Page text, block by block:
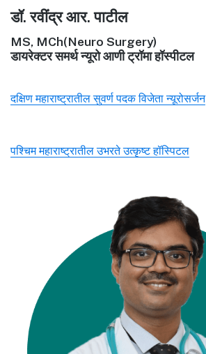
डॉ. रवींद्र आर. पाटील
MS, MCh(Neuro Surgery)
डायरेक्टर समर्थ न्यूरो आणी ट्रॉमा हॉस्पीटल
दक्षिण महाराष्ट्रातील सुवर्ण पदक विजेता न्यूरोसर्जन
पश्चिम महाराष्ट्रातील उभरते उत्कृष्ट हॉस्पिटल